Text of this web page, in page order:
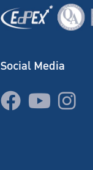
Social Media